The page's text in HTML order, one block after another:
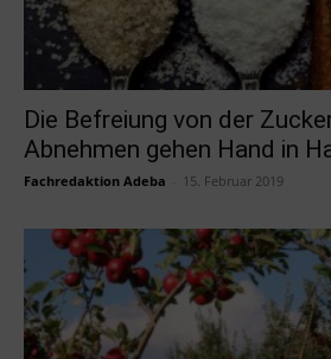
Die Befreiung von der
Abnehmen gehen Hand in
Fachredaktion Adeba 15. Februar 2019